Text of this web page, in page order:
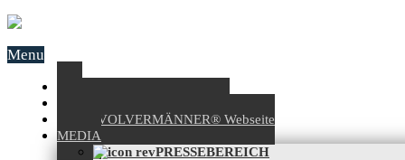
Menu
Zur REVOLVERMÄNNER® Webseite
MEDIA
PRESSEBEREICH